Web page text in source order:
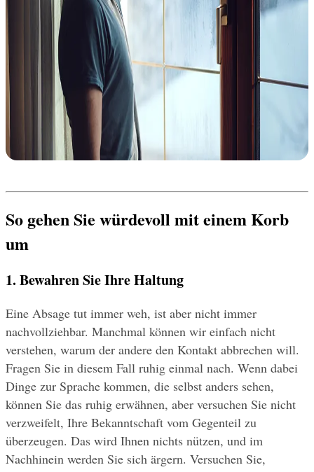
So gehen Sie würdevoll mit einem Korb
um
1. Bewahren Sie Ihre Haltung
Eine Absage tut immer weh, ist aber nicht immer
nachvollziehbar. Manchmal können wir einfach nicht
verstehen, warum der andere den Kontakt abbrechen will.
Fragen Sie in diesem Fall ruhig einmal nach. Wenn dabei
Dinge zur Sprache kommen, die selbst anders sehen,
können Sie das ruhig erwähnen, aber versuchen Sie nicht
verzweifelt, Ihre Bekanntschaft vom Gegenteil zu
überzeugen. Das wird Ihnen nichts nützen, und im
Nachhinein werden Sie sich ärgern. Versuchen Sie,